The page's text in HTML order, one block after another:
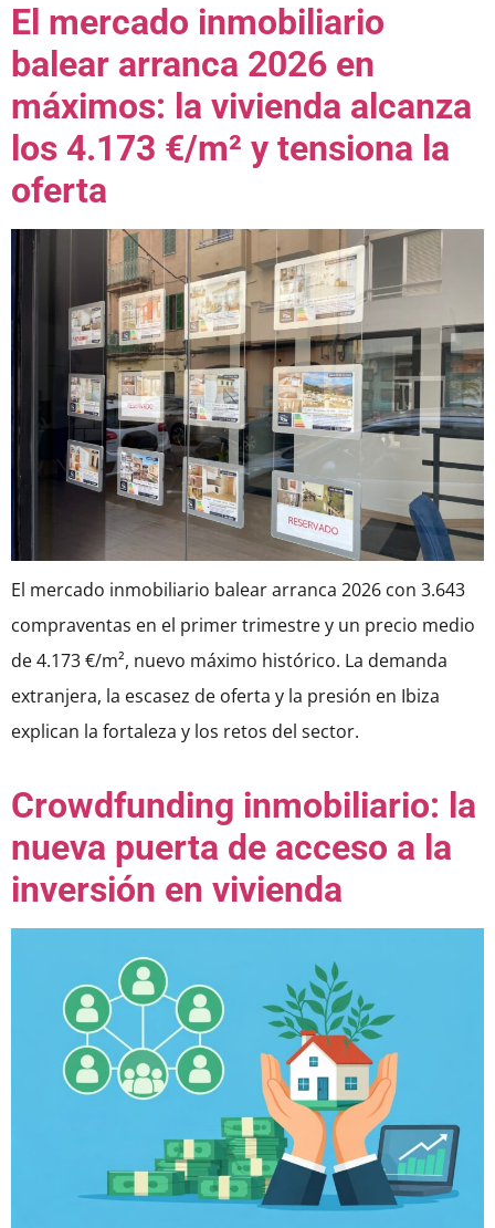
El mercado inmobiliario
balear arranca 2026 en
máximos: la vivienda alcanza
los 4.173 €/m² y tensiona la
oferta
El mercado inmobiliario balear arranca 2026 con 3.643
compraventas en el primer trimestre y un precio medio
de 4.173 €/m², nuevo máximo histórico. La demanda
extranjera, la escasez de oferta y la presión en Ibiza
explican la fortaleza y los retos del sector.
Crowdfunding inmobiliario: la
nueva puerta de acceso a la
inversión en vivienda